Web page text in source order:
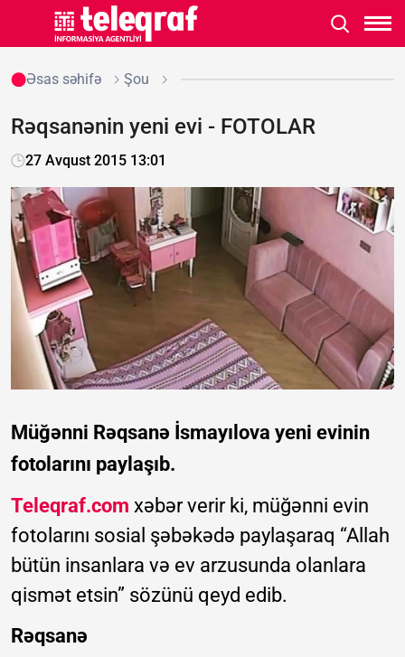
Əsas səhifə Şou
Rəqsanənin yeni evi - FOTOLAR
27 Avqust 2015 13:01
Müğənni Rəqsanə İsmayılova yeni evinin
fotolarını paylaşıb.
Teleqraf.com xəbər verir ki, müğənni evin
fotolarını sosial şəbəkədə paylaşaraq “Allah
bütün insanlara və ev arzusunda olanlara
qismət etsin” sözünü qeyd edib.
Rəqsanə